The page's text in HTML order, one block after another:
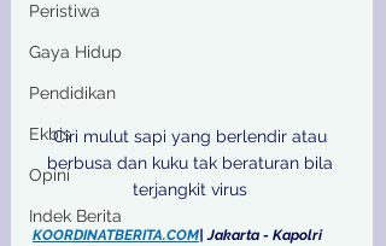
Peristiwa
Gaya Hidup
Pendidikan
Ekbis
Opini
Indek Berita
Ciri mulut sapi yang berlendir atau
berbusa dan kuku tak beraturan bila
terjangkit virus
KOORDINATBERITA.COM | Jakarta - Kapolri